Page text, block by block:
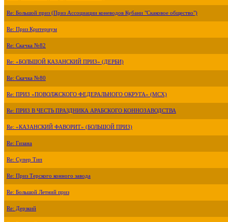
Re: Большой приз (Приз Ассоциации коневодов Кубани "Скаковое общество")
Re: Приз Критериум
Re: Скачка №82
Re: «БОЛЬШОЙ КАЗАНСКИЙ ПРИЗ» (ДЕРБИ)
Re: Скачка №80
Re: ПРИЗ «ПОВОЛЖСКОГО ФЕДЕРАЛЬНОГО ОКРУГА» (МСХ)
Re: ПРИЗ В ЧЕСТЬ ПРАЗДНИКА АРАБСКОГО КОННОЗАВОДСТВА
Re: «КАЗАНСКИЙ ФАВОРИТ» (БОЛЬШОЙ ПРИЗ)
Re: Гизана
Re: Супер Тип
Re: Приз Терского конного завода
Re: Большой Летний приз
Re: Дерзкий